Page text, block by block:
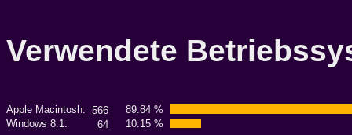
Verwendete
Apple Macintosh: 566
89.84 %
Windows 8.1:
64 10.15 %